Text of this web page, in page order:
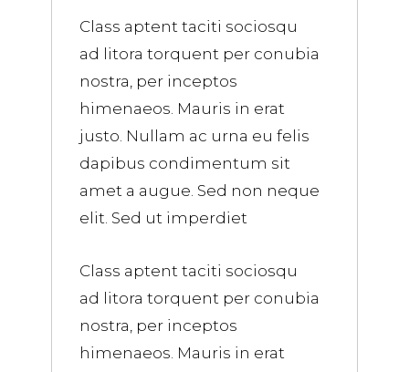
Class aptent taciti sociosqu
ad litora torquent per conubia
nostra, per inceptos
himenaeos. Mauris in erat
justo. Nullam ac urna eu felis
dapibus condimentum sit
amet a augue. Sed non neque
elit. Sed ut imperdiet
Class aptent taciti sociosqu
ad litora torquent per conubia
nostra, per inceptos
himenaeos. Mauris in erat